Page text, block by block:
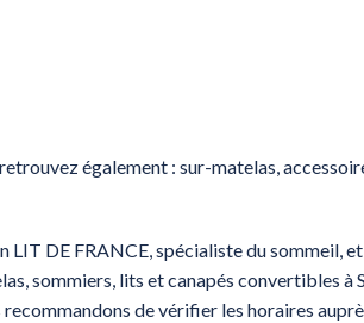
également : sur-matelas,
LIT DE FRANCE, spécialiste du sommeil,
sommiers, lits et canapés convertibles à
recommandons de vérifier les horaires